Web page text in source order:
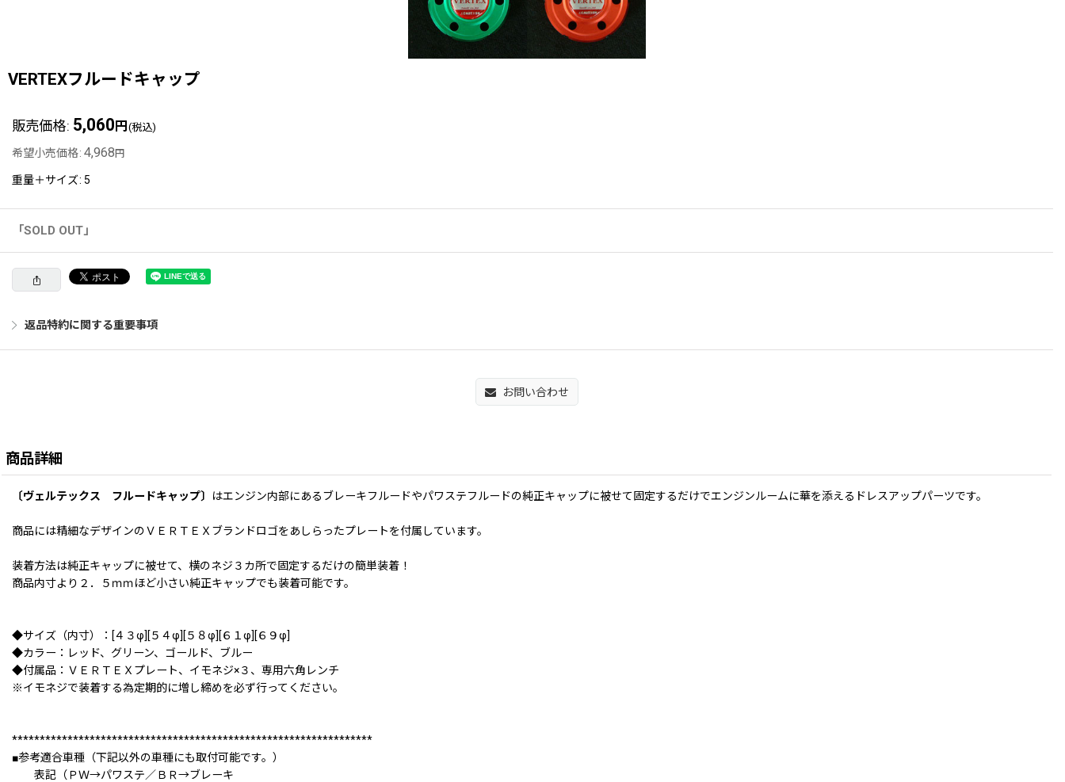
VERTEXフルードキャップ
販売価格: 5,060 円 (税込)
希望小売価格: 4,968 円
重量＋サイズ: 5
「SOLD OUT」
返品特約に関する重要事項
お問い合わせ
商品詳細
〔ヴェルテックス フルードキャップ〕 はエンジン内部にあるブレーキフルードやパワステフルードの純正キャップに被せて固定するだけでエンジンルームに華を添えるドレスアップパーツです。
商品には精細なデザインのＶＥＲＴＥＸブランドロゴをあしらったプレートを付属しています。
装着方法は純正キャップに被せて、横のネジ３カ所で固定するだけの簡単装着！
商品内寸より２．５ｍｍほど小さい純正キャップでも装着可能です。
◆サイズ（内寸）：[４３φ][５４φ][５８φ][６１φ][６９φ]
◆カラー：レッド、グリーン、ゴールド、ブルー
◆付属品：ＶＥＲＴＥＸプレート、イモネジ×３、専用六角レンチ
※イモネジで装着する為定期的に増し締めを必ず行ってください。
*****************************************************************
■参考適合車種（下記以外の車種にも取付可能です。）
表記（ＰＷ→パワステ／ＢＲ→ブレーキ